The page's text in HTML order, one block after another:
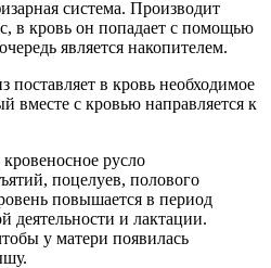
система. Производит
в кровь он попадает с помощью
является накопителем.
в кровь необходимое
вместе с кровью направляется к
русло
поцелуев, полового
повышается в период
деятельности и лактации.
у матери появилась